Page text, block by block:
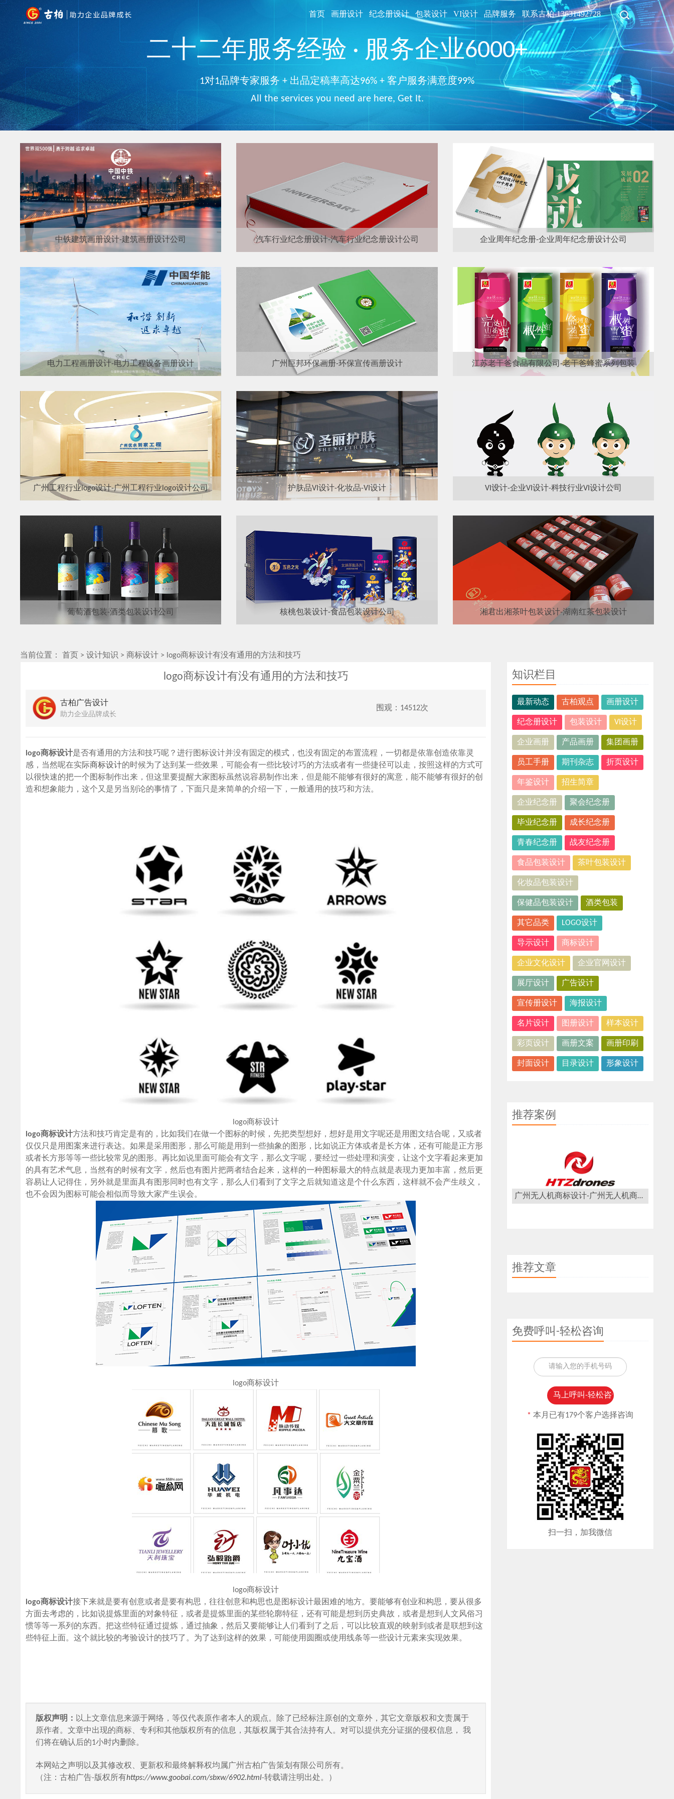
首页 画册设计 纪念册设计 包装设计 VI设计 品牌服务 联系古柏-13631492728
二十二年服务经验 · 服务企业6000+
1对1品牌专家服务 + 出品定稿率高达96% + 客户服务满意度99%
All the services you need are here, Get It.
中铁建筑画册设计-建筑画册设计公司 汽车行业纪念册设计-汽车行业纪念册设计公司 企业周年纪念册-企业周年纪念册设计公司
电力工程画册设计-电力工程设备画册设计 广州巨邦环保画册-环保宣传画册设计 江苏老干爸食品有限公司-老干爸蜂蜜系列包装
广州工程行业logo设计-广州工程行业logo设计公司 护肤品VI设计-化妆品-VI设计 VI设计-企业VI设计-科技行业VI设计公司
葡萄酒包装-酒类包装设计公司 核桃包装设计-食品包装设计公司 湘君出湘茶叶包装设计-湖南红茶包装设计
当前位置： 首页 >设计知识 > 商标设计 > logo商标设计有没有通用的方法和技巧
logo商标设计有没有通用的方法和技巧
古柏广告设计
助力企业品牌成长
围观：14512次
logo商标设计是否有通用的方法和技巧呢？进行图标设计并没有固定的模式，也没有固定的布置流程，一切都是依靠创造依靠灵
感，当然呢在实际商标设计的时候为了达到某一些效果，可能会有一些比较讨巧的方法或者有一些捷径可以走，按照这样的方式可
以很快速的把一个图标制作出来，但这里要提醒大家图标虽然说容易制作出来，但是能不能够有很好的寓意，能不能够有很好的创
造和想象能力，这个又是另当别论的事情了，下面只是来简单的介绍一下，一般通用的技巧和方法。
logo商标设计
logo商标设计方法和技巧肯定是有的，比如我们在做一个图标的时候，先把类型想好，想好是用文字呢还是用图文结合呢，又或者
仅仅只是用图案来进行表达。如果是采用图形，那么可能是用到一些抽象的图形，比如说正方体或者是长方体，还有可能是正方形
或者长方形等等一些比较常见的图形。再比如说里面可能会有文字，那么文字呢，要经过一些处理和演变，让这个文字看起来更加
的具有艺术气息，当然有的时候有文字，然后也有图片把两者结合起来，这样的一种图标最大的特点就是表现力更加丰富，然后更
容易让人记得住，另外就是里面具有图形同时也有文字，那么人们看到了文字之后就知道这是个什么东西，这样就不会产生歧义，
也不会因为图标可能会相似而导致大家产生误会。
logo商标设计
logo商标设计
logo商标设计接下来就是要有创意或者是要有构思，往往创意和构思也是图标设计最困难的地方。要能够有创业和构思，要从很多
方面去考虑的，比如说提炼里面的对象特征，或者是提炼里面的某些轮廓特征，还有可能是想到历史典故，或者是想到人文风俗习
惯等等一系列的东西。把这些特征通过提炼，通过抽象，然后又要能够让人们看到了之后，可以比较直观的映射到或者是联想到这
些特征上面。这个就比较的考验设计的技巧了。为了达到这样的效果，可能使用圆圈或使用线条等一些设计元素来实现效果。
版权声明： 以上文章信息来源于网络，等仅代表原作者本人的观点。除了已经标注原创的文章外，其它文章版权和文责属于
原作者。文章中出现的商标、专利和其他版权所有的信息，其版权属于其合法持有人。对可以提供充分证据的侵权信息， 我
们将在确认后的1小时内删除。
本网站之声明以及其修改权、更新权和最终解释权均属广州古柏广告策划有限公司所有。
（注：古柏广告-版权所有https://www.goobai.com/sbxw/6902.html-转载请注明出处。）
知识栏目
最新动态 古柏观点 画册设计
纪念册设计 包装设计 VI设计
企业画册 产品画册 集团画册
员工手册 期刊杂志 折页设计
年鉴设计 招生简章
企业纪念册 聚会纪念册
毕业纪念册 成长纪念册
青春纪念册 战友纪念册
食品包装设计 茶叶包装设计
化妆品包装设计
保健品包装设计 酒类包装
其它品类 LOGO设计
导示设计 商标设计
企业文化设计 企业官网设计
展厅设计 广告设计
宣传册设计 海报设计
名片设计 图册设计 样本设计
彩页设计 画册文案 画册印刷
封面设计 目录设计 形象设计
推荐案例
广州无人机商标设计-广州无人机商标设计公司
推荐文章
免费呼叫-轻松咨询
*本月已有179个客户选择咨询
扫一扫，加我微信